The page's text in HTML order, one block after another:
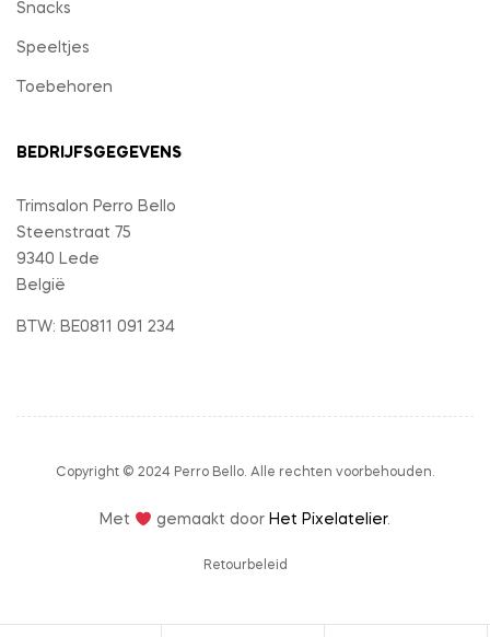
Snacks
Speeltjes
Toebehoren
BEDRIJFSGEGEVENS
Trimsalon Perro Bello
Steenstraat 75
9340 Lede
België
BTW: BE0811 091 234
Copyright © 2024 Perro Bello. Alle rechten voorbehouden.
Met gemaakt door Het Pixelatelier.
Retourbeleid